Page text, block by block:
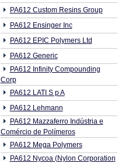
PA612 Custom Resins Group
PA612 Ensinger Inc
PA612 EPIC Polymers Ltd
PA612 Generic
PA612 Infinity Compounding
Corp
PA612 LATI S p A
PA612 Lehmann
PA612 Mazzaferro Indústria e
Comércio de Polímeros
PA612 Mega Polymers
PA612 Nycoa (Nylon Corporation